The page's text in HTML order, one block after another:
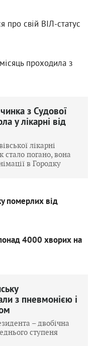
про свій ВІЛ-статус
проходила з
з Судової
у лікарні від
лікарні
стало погано, вона
в Городку
померлих від
4000 хворих на
з пневмонією і
– двобічна
ступеня